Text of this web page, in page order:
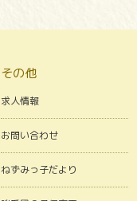
その他
求人情報
お問い合わせ
ねずみっ子だより